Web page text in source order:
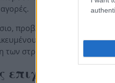
αγορές.
προβλέπεται και
προσωπικού,
των στρατηγικών στόχων
επιχειρήσεις